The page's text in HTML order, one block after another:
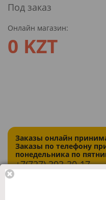
Под заказ
Онлайн магазин:
0 KZT
Заказы онлайн
Заказы по телефону
понедельника по
+7(727)393-30-17